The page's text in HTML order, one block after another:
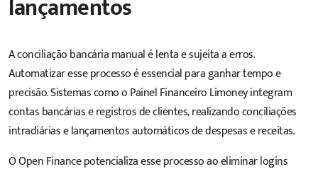
lançamentos
A conciliação bancária manual é lenta e sujeita a erros.
Automatizar esse processoé essencial para ganhar tempo e
precisão. Sistemas como o Painel Financeiro Limoney integram
contas bancárias e registros de clientes, realizando conciliações
intradiárias e lançamentos automáticos de despesas e receitas.
O Open Finance potencializa esse processo ao eliminar logins